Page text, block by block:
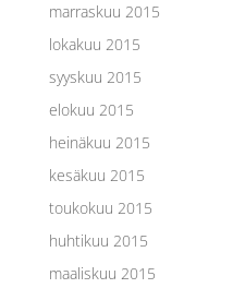
marraskuu 2015
lokakuu 2015
syyskuu 2015
elokuu 2015
heinäkuu 2015
kesäkuu 2015
toukokuu 2015
huhtikuu 2015
maaliskuu 2015